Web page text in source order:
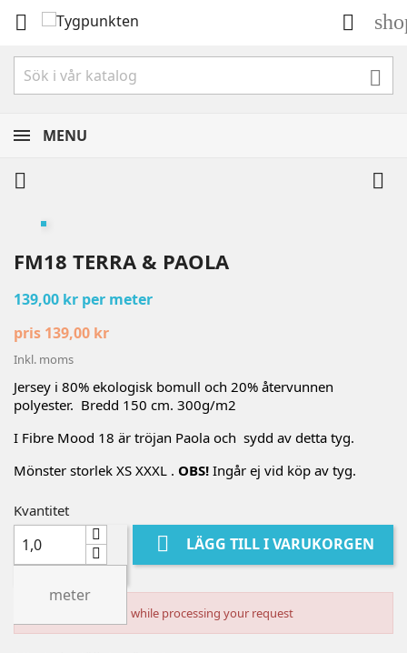
 

MENU
 
FM18 TERRA & PAOLA
139,00 kr per meter
pris 139,00 kr
Inkl. moms
Jersey i 80% ekologisk bomull och 20% återvunnen
polyester. Bredd 150 cm. 300g/m2
I Fibre Mood 18 är tröjan Paola och sydd av detta tyg.
Mönster storlek XS XXXL . OBS! Ingår ej vid köp av tyg.
Kvantitet
meter
 LÄGG TILL I VARUKORGEN
An error occurred while processing your request